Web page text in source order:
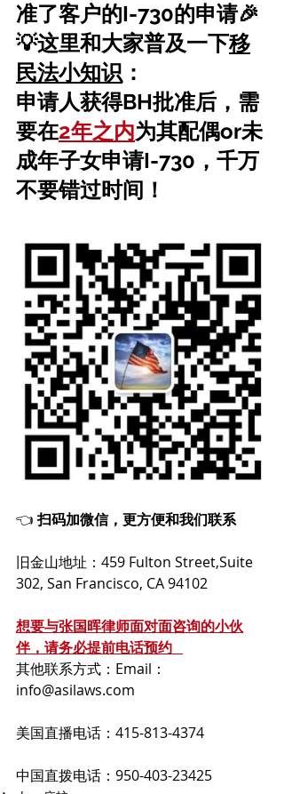
准了客户的I-730的申请🎉
💡这里和大家普及一下移
民法小知识 ：
申请人获得BH批准后，需
要在2年之内为其配偶or未
成年子女申请I-730，千万
不要错过时间！
👈 扫码加微信，更方便和我们联系
旧金山地址：459 Fulton Street,Suite
302, San Francisco, CA 94102
想要与张国晖律师面对面咨询的小伙
伴，请务必提前电话预约
其他联系方式：Email：
info@asilaws.com
美国直播电话：415-813-4374
中国直拨电话：950-403-23425